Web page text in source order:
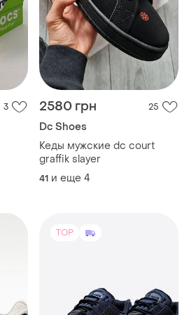
3 2580 грн 25
Dc Shoes
Кеды мужские dc court
graffik slayer
41 и еще 4
TOP